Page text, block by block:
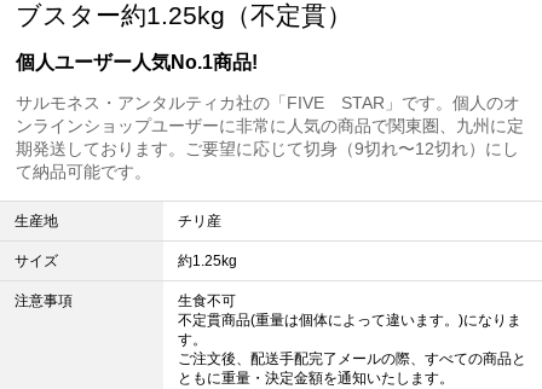
ブスター約1.25kg（不定貫）
個人ユーザー人気No.1商品!
サルモネス・アンタルティカ社の「FIVE STAR」です。個人のオ
ンラインショップユーザーに非常に人気の商品で関東圏、九州に定
期発送しております。ご要望に応じて切身（9切れ〜12切れ）にし
て納品可能です。
生産地 チリ産
サイズ 約1.25kg
注意事項
生食不可
不定貫商品(重量は個体によって違います。)になりま
す。
ご注文後、配送手配完了メールの際、すべての商品と
ともに重量・決定金額を通知いたします。